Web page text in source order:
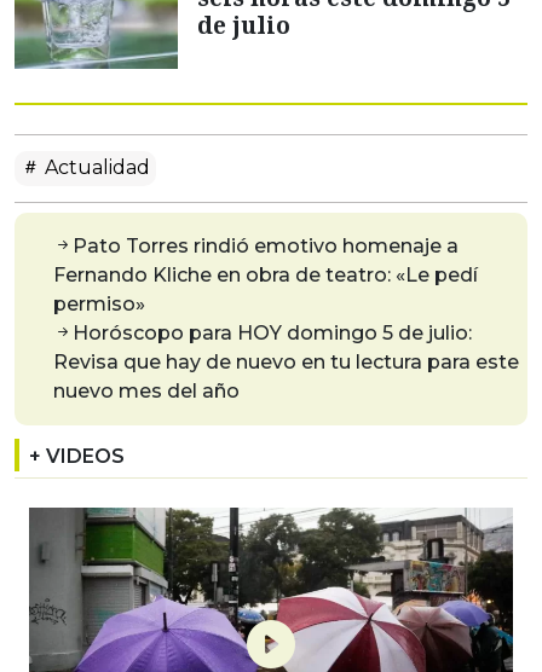
de julio
Actualidad
Pato Torres rindió emotivo homenaje a
Fernando Kliche en obra de teatro: «Le pedí
permiso»
Horóscopo para HOY domingo 5 de julio:
Revisa que hay de nuevo en tu lectura para este
nuevo mes del año
+ VIDEOS